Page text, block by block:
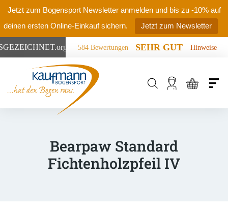
Jetzt zum Bogensport Newsletter anmelden und bis zu -10% auf
deinen ersten Online-Einkauf sichern.
Jetzt zum Newsletter
.org 584 Bewertungen SEHR GUT Hinweise
Products
search
Bearpaw Standard
Fichtenholzpfeil IV